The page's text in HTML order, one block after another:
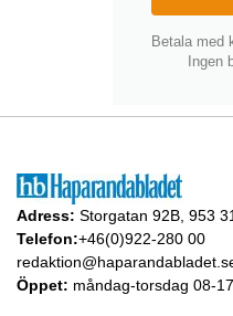
Betala med
Ingen
Adress: Storgatan 92B, 953
Telefon:+46(0)922-280 00
Öppet: måndag-torsdag 08-